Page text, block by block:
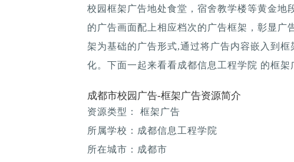
校园框架广告地处食堂，宿舍教学楼等黄金地
的广告画面配上相应档次的广告框架，彰显广
架为基础的广告形式,通过将广告内容嵌入到
化。下面一起来看看成都信息工程学院 的框架
成都市校园广告-框架广告资源简介
资源类型： 框架广告
所属学校：成都信息工程学院
所在城市：成都市